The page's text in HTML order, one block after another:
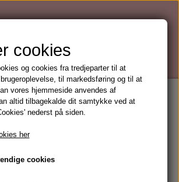
Gehwol Gehwol Soft Feet Peeling
cookies
og cookies fra tredjeparter til at
til markedsføring og til at
vores hjemmeside anvendes af
altid tilbagekalde dit samtykke ved at
nederst på siden.
her
cookies